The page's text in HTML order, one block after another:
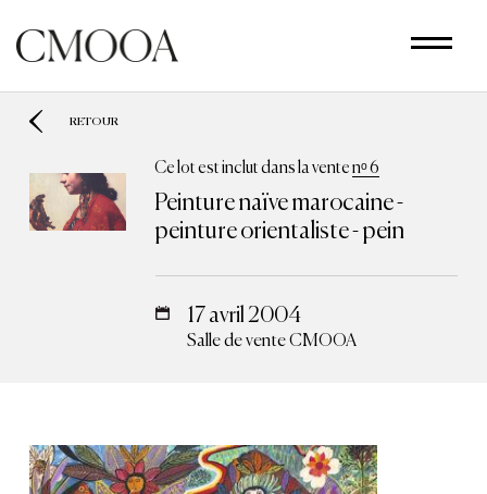
contenu
principal
RETOUR
Ce lot est inclut dans la ventenᵒ 6
Peinture naïve marocaine -
peinture orientaliste - pein
17 avril 2004
Salle de vente CMOOA